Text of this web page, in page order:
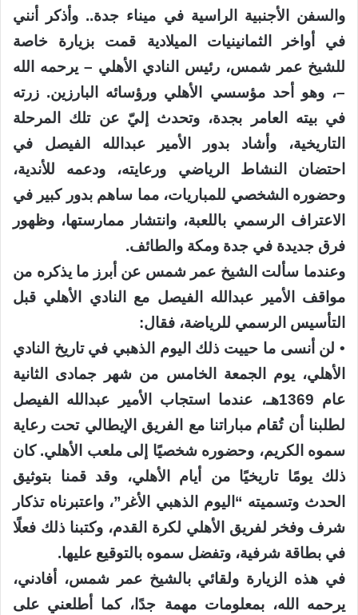
والسفن الأجنبية الراسية في ميناء جدة.. وأذكر أنني
في أواخر الثمانينيات الميلادية قمت بزيارة خاصة
للشيخ عمر شمس، رئيس النادي الأهلي – يرحمه الله
–، وهو أحد مؤسسي الأهلي ورؤسائه البارزين. زرته
في بيته العامر بجدة، وتحدث إليّ عن تلك المرحلة
التاريخية، وأشاد بدور الأمير عبدالله الفيصل في
احتضان النشاط الرياضي ورعايته، ودعمه للأندية،
وحضوره الشخصي للمباريات، مما ساهم بدور كبير في
الاعتراف الرسمي باللعبة، وانتشار ممارستها، وظهور
فرق جديدة في جدة ومكة والطائف.
وعندما سألت الشيخ عمر شمس عن أبرز ما يذكره من
مواقف الأمير عبدالله الفيصل مع النادي الأهلي قبل
التأسيس الرسمي للرياضة، فقال:
• لن أنسى ما حييت ذلك اليوم الذهبي في تاريخ النادي
الأهلي، يوم الجمعة الخامس من شهر جمادى الثانية
عام 1369هـ، عندما استجاب الأمير عبدالله الفيصل
لطلبنا أن تُقام مباراتنا مع الفريق الإيطالي تحت رعاية
سموه الكريم، وحضوره شخصيًا إلى ملعب الأهلي. كان
ذلك يومًا تاريخيًا من أيام الأهلي، وقد قمنا بتوثيق
الحدث وتسميته “اليوم الذهبي الأغر”، واعتبرناه تذكار
شرف وفخر لفريق الأهلي لكرة القدم، وكتبنا ذلك فعلًا
في بطاقة شرفية، وتفضل سموه بالتوقيع عليها.
في هذه الزيارة ولقائي بالشيخ عمر شمس، أفادني،
يرحمه الله، بمعلومات مهمة جدًا، كما أطلعني على